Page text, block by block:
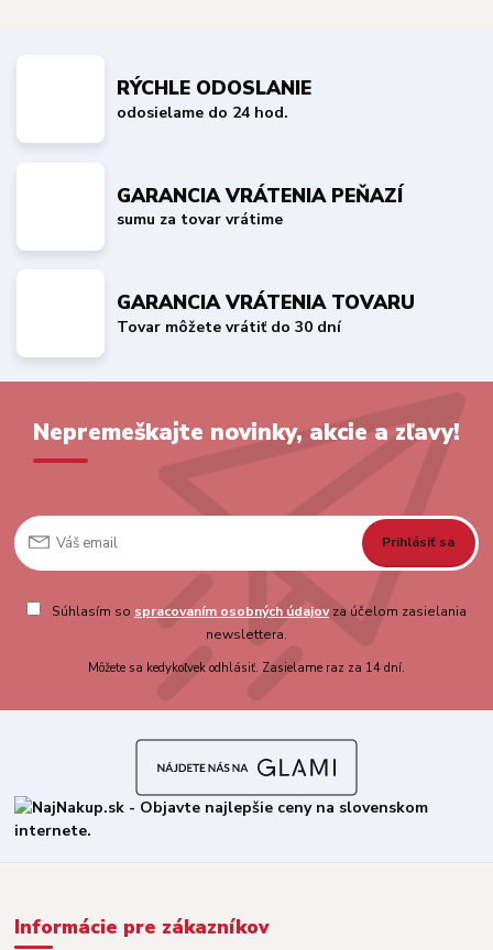
RÝCHLE ODOSLANIE
odosielame do 24 hod.
GARANCIA VRÁTENIA PEŇAZÍ
sumu za tovar vrátime
GARANCIA VRÁTENIA TOVARU
Tovar môžete vrátiť do 30 dní
Nepremeškajte novinky, akcie a zľavy!
Prihlásiť sa
Súhlasím so spracovaním osobných údajovza účelom zasielania
newslettera.
Môžete sa kedykoľvek odhlásiť. Zasielame raz za 14 dní.
Informácie pre zákazníkov